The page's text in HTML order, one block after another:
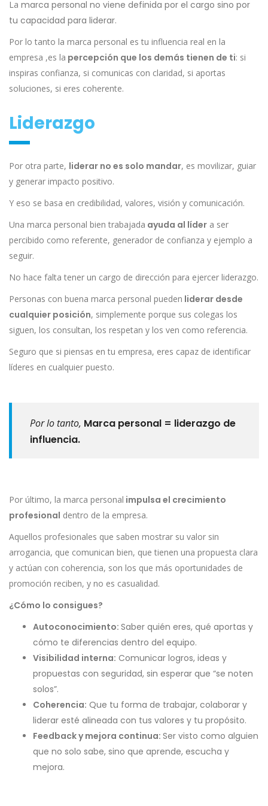
La marca personal no viene definida por el cargo sino por
tu capacidad para liderar.
Por lo tanto la marca personal es tu influencia real en la
empresa ,es la percepción que los demás tienen de ti: si
inspiras confianza, si comunicas con claridad, si aportas
soluciones, si eres coherente.
Liderazgo
Por otra parte, liderar no es solo mandar, es movilizar, guiar
y generar impacto positivo.
Y eso se basa en credibilidad, valores, visión y comunicación.
Una marca personal bien trabajada ayuda al líder a ser
percibido como referente, generador de confianza y ejemplo a
seguir.
No hace falta tener un cargo de dirección para ejercer liderazgo.
Personas con buena marca personal pueden liderar desde
cualquier posición, simplemente porque sus colegas los
siguen, los consultan, los respetan y los ven como referencia.
Seguro que si piensas en tu empresa, eres capaz de identificar
líderes en cualquier puesto.
Por lo tanto, Marca personal = liderazgo de
influencia.
Por último, la marca personal impulsa el crecimiento
profesional dentro de la empresa.
Aquellos profesionales que saben mostrar su valor sin
arrogancia, que comunican bien, que tienen una propuesta clara
y actúan con coherencia, son los que más oportunidades de
promoción reciben, y no es casualidad.
¿Cómo lo consigues?
Autoconocimiento: Saber quién eres, qué aportas y
cómo te diferencias dentro del equipo.
Visibilidad interna: Comunicar logros, ideas y
propuestas con seguridad, sin esperar que “se noten
solos”.
Coherencia: Que tu forma de trabajar, colaborar y
liderar esté alineada con tus valores y tu propósito.
Feedback y mejora continua: Ser visto como alguien
que no solo sabe, sino que aprende, escucha y
mejora.